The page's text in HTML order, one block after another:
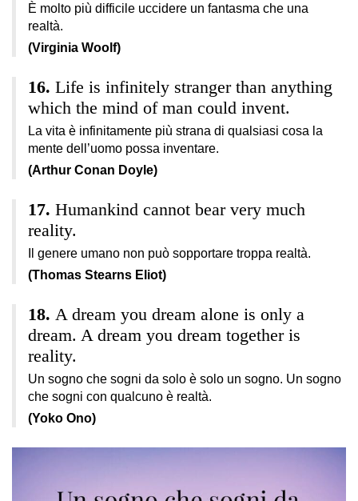
È molto più difficile uccidere un fantasma che una
realtà.
(Virginia Woolf)
Life is infinitely stranger than anything
which the mind of man could invent.
La vita è infinitamente più strana di qualsiasi cosa la
mente dell’uomo possa inventare.
(Arthur Conan Doyle)
Humankind cannot bear very much
reality.
Il genere umano non può sopportare troppa realtà.
(Thomas Stearns Eliot)
A dream you dream alone is only a
dream. A dream you dream together is
reality.
Un sogno che sogni da solo è solo un sogno. Un sogno
che sogni con qualcuno è realtà.
(Yoko Ono)